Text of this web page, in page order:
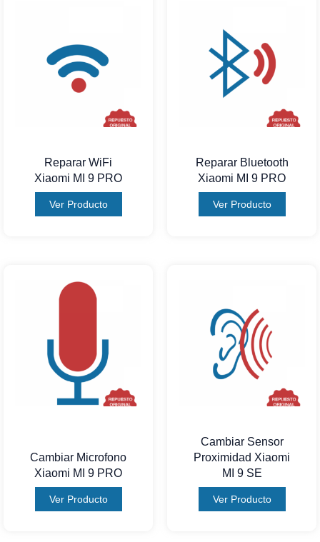
Reparar WiFi
Xiaomi MI 9 PRO
Ver Producto
Reparar Bluetooth
Xiaomi MI 9 PRO
Ver Producto
Cambiar Microfono
Xiaomi MI 9 PRO
Ver Producto
Cambiar Sensor
Proximidad Xiaomi
MI 9 SE
Ver Producto